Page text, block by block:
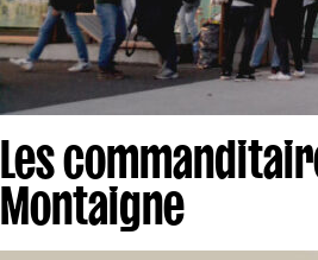
Les
Montaigne